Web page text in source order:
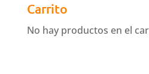
Carrito
No hay productos en el